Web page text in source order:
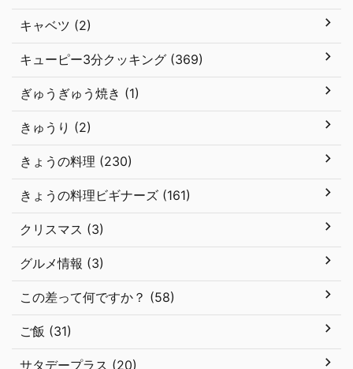
キャベツ (2)
キューピー3分クッキング (369)
ぎゅうぎゅう焼き (1)
きゅうり (2)
きょうの料理 (230)
きょうの料理ビギナーズ (161)
クリスマス (3)
グルメ情報 (3)
この差って何ですか？ (58)
ご飯 (31)
サタデープラス (20)